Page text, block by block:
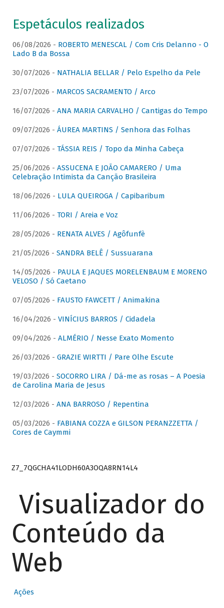
Espetáculos realizados
06/08/2026 - ROBERTO MENESCAL / Com Cris Delanno - O
Lado B da Bossa
30/07/2026 - NATHALIA BELLAR / Pelo Espelho da Pele
23/07/2026 - MARCOS SACRAMENTO / Arco
16/07/2026 - ANA MARIA CARVALHO / Cantigas do Tempo
09/07/2026 - ÁUREA MARTINS / Senhora das Folhas
07/07/2026 - TÁSSIA REIS / Topo da Minha Cabeça
25/06/2026 - ASSUCENA E JOÃO CAMARERO / Uma
Celebração Intimista da Canção Brasileira
18/06/2026 - LULA QUEIROGA / Capibaribum
11/06/2026 - TORI / Areia e Voz
28/05/2026 - RENATA ALVES / Agôfunfè
21/05/2026 - SANDRA BELÊ / Sussuarana
14/05/2026 - PAULA E JAQUES MORELENBAUM E MORENO
VELOSO / Só Caetano
07/05/2026 - FAUSTO FAWCETT / Animakina
16/04/2026 - VINÍCIUS BARROS / Cidadela
09/04/2026 - ALMÉRIO / Nesse Exato Momento
26/03/2026 - GRAZIE WIRTTI / Pare Olhe Escute
19/03/2026 - SOCORRO LIRA / Dá-me as rosas – A Poesia
de Carolina Maria de Jesus
12/03/2026 - ANA BARROSO / Repentina
05/03/2026 - FABIANA COZZA e GILSON PERANZZETTA /
Cores de Caymmi
Z7_7QGCHA41LODH60A3OQA8RN14L4
Visualizador do
Conteúdo da
Web
Ações